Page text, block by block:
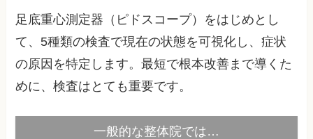
足底重心測定器（ピドスコープ）をはじめとし
て、5種類の検査で現在の状態を可視化し、症状
の原因を特定します。最短で根本改善まで導くた
めに、検査はとても重要です。
一般的な整体院では…